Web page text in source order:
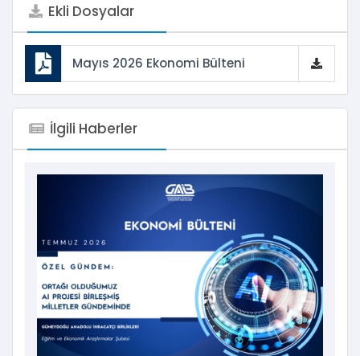
Ekli Dosyalar
Mayıs 2026 Ekonomi Bülteni
İlgili Haberler